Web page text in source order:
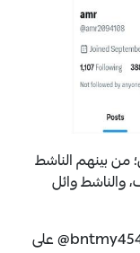
من بينهم الناشط
والناشط وائل
على سبيل المثال، كتب حساب بنت مصر bntmy4540@ على